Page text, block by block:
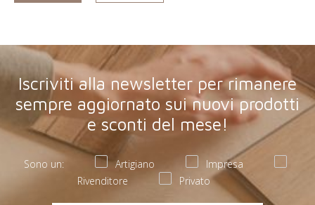
Iscriviti alla newsletter per rimanere
sempre aggiornato sui nuovi prodotti
e sconti del mese!
Sono un: Artigiano
Impresa
Rivenditore
Privato